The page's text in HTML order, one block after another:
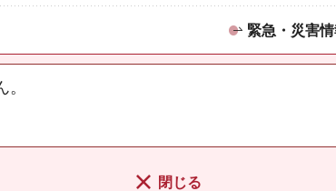
緊急・災害
閉じる